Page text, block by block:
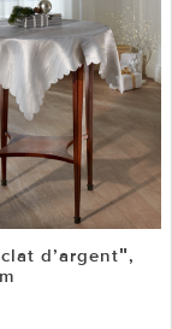
d’argentʺ,